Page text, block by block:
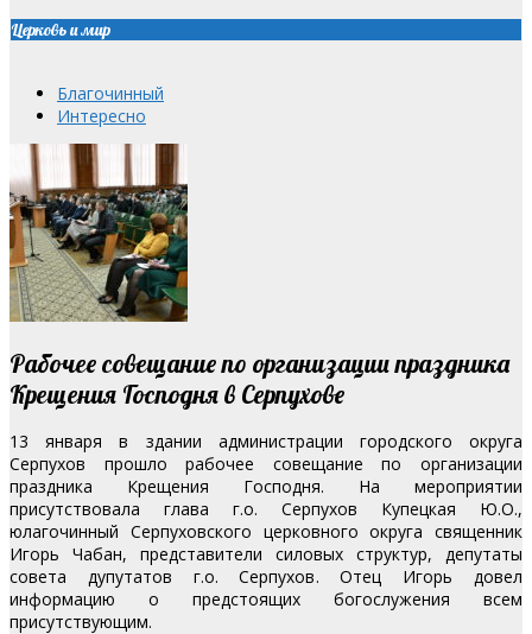
Церковь и мир
Благочинный
Интересно
Рабочее совещание по организации праздника
Крещения Господня в Серпухове
13 января в здании администрации городского округа
Серпухов прошло рабочее совещание по организации
праздника Крещения Господня. На мероприятии
присутствовала глава г.о. Серпухов Купецкая Ю.О.,
юлагочинный Серпуховского церковного округа священник
Игорь Чабан, представители силовых структур, депутаты
совета дупутатов г.о. Серпухов. Отец Игорь довел
информацию о предстоящих богослужения всем
присутствующим.